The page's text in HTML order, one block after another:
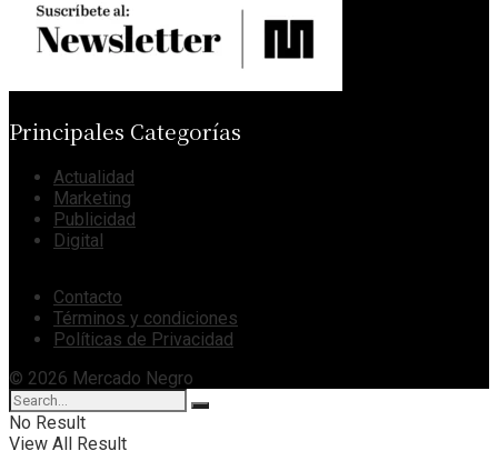
Principales Categorías
Actualidad
Marketing
Publicidad
Digital
Contacto
Términos y condiciones
Políticas de Privacidad
© 2026 Mercado Negro
No Result
View All Result